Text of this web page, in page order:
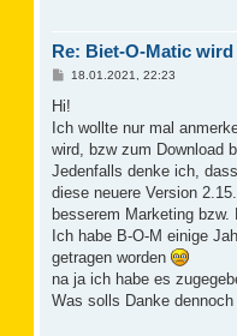
Re: Biet-O-Matic wird
B
i
r
a
18.01.2021, 22:23
Hi!
Ich wollte nur mal
wird, bzw zum Download
Jedenfalls denke ich,
diese neuere Version
besserem Marketing bzw.
Ich habe B-O-M einige
getragen worden
na ja ich habe es
Was solls Danke